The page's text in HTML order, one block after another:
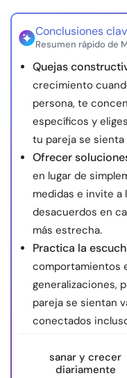
© Copyright 2026.
Conclusiones
Resumen rápido de
Quejas
crecimiento
persona, te
específicos y
tu pareja se sienta
Ofrecer
en lugar de
medidas e invite a
desacuerdos en
más estrecha.
Practica la
comportamientos
generalizaciones,
pareja se sientan
conectados
sanar y crecer
diariamente